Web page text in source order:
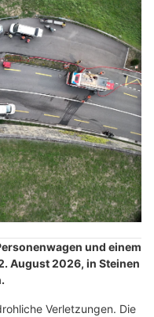
und einem
August 2026, in Steinen
Verletzungen. Die